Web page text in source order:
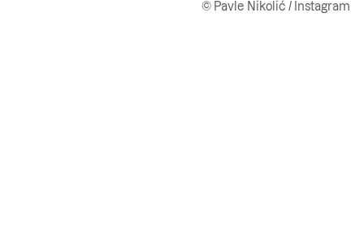
© Pavle Nikolić / Instagram